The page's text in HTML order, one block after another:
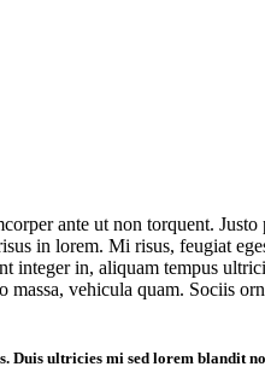
ante ut non torquent. Justo
in lorem. Mi risus, feugiat
integer in, aliquam tempus
vehicula quam. Sociis
Duis ultricies mi sed lorem blandit